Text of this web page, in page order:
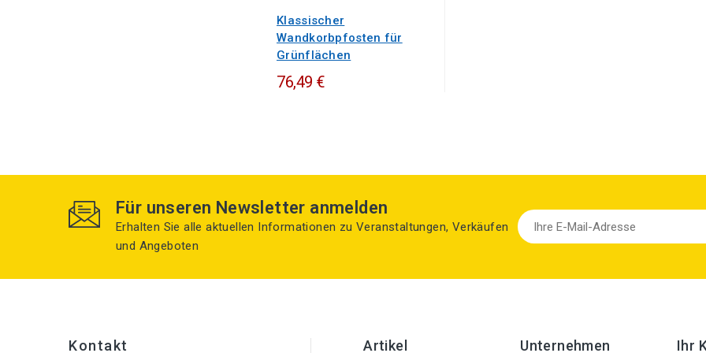
Klassischer
Wandkorbpfosten für
Grünflächen
76,49 €
Für unseren Newsletter anmelden
Erhalten Sie alle aktuellen Informationen zu Veranstaltungen, Verkäufen
und Angeboten
Kontakt Artikel Unternehmen Ihr